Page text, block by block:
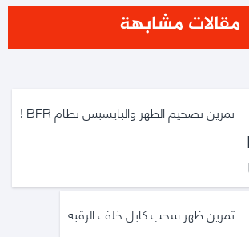
مقالات مشابهة
تمرين تضخيم الظهر والبايسبس نظام BFR !
تمرين ظهر سحب كابل خلف الرقبة